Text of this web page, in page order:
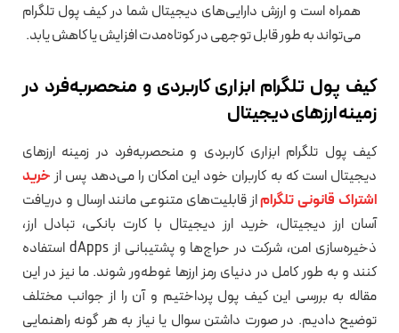
همراه است و ارزش دارایی‌های دیجیتال شما در کیف پول تلگرام
می‌تواند به طور قابل توجهی در کوتاه‌مدت افزایش یا کاهش یابد.
کیف پول تلگرام ابزاری کاربردی و منحصربه‌فرد در
زمینه ارزهای دیجیتال
کیف پول تلگرام ابزاری کاربردی و منحصربه‌فرد در زمینه ارزهای
دیجیتال است که به کاربران خود این امکان را می‌دهد پس ازخرید
اشتراک قانونی تلگراماز قابلیت‌های متنوعی مانند ارسال و دریافت
آسان ارز دیجیتال، خرید ارز دیجیتال با کارت بانکی، تبادل ارز،
ذخیره‌سازی امن، شرکت در حراج‌ها و پشتیبانی از dApps استفاده
کنند و به طور کامل در دنیای رمز ارزها غوطه‌ور شوند. ما نیز در این
مقاله به بررسی این کیف پول پرداختیم و آن را از جوانب مختلف
توضیح دادیم. در صورت داشتن سوال یا نیاز به هر گونه راهنمایی